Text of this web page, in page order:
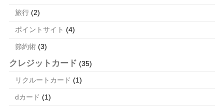
旅行(2)
ポイントサイト (4)
節約術(3)
クレジットカード (35)
リクルートカード (1)
dカード (1)